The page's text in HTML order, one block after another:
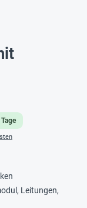
Leitungen,